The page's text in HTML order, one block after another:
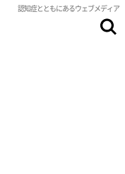
認知症とともにあるウェブメディア